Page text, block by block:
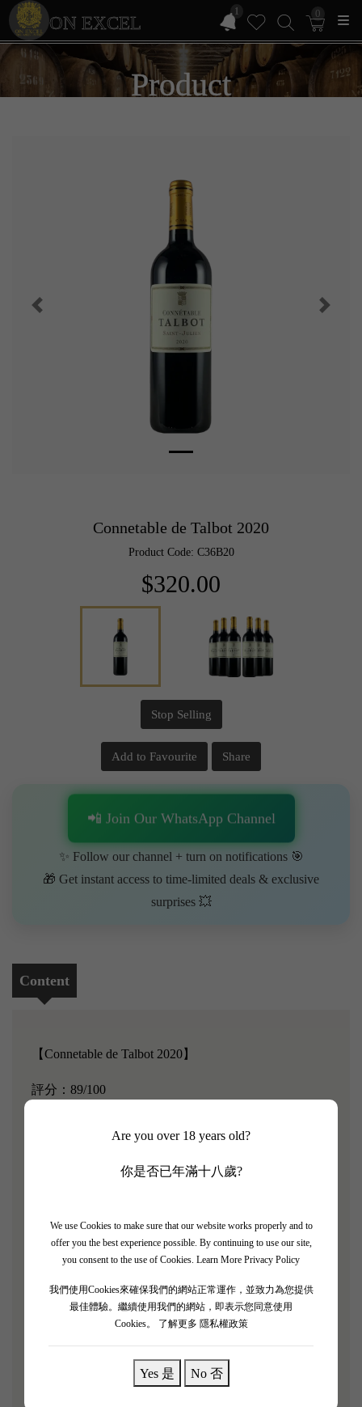
ON EXCEL
1 0
Are you over 18 years old?
你是否已年滿十八歲?
We use Cookies to make sure that our website works properly and to
offer you the best experience possible. By continuing to use our site,
you consent to the use of Cookies. Learn More Privacy Policy
我們使用Cookies來確保我們的網站正常運作，並致力為您提供
最佳體驗。繼續使用我們的網站，即表示您同意使用
Cookies。
了解更多 隱私權政策
Yes 是 No 否
Product
Connetable de Talbot 2020
Product Code: C36B20
$320.00
Stop Selling
Add to Favourite Share
📲 Join Our WhatsApp Channel
✨ Follow our channel + turn on notifications 🎯
🎁 Get instant access to time-limited deals & exclusive
surprises 💥
Content
【Connetable de Talbot 2020】
評分：89/100
好，圓潤易飲，丹寧柔順細緻。Chateau Talbot 的葡
草的複雜香味，經典傳統。 作為Chateau Talbot 副牌
的Connetable de Talbot反映了產地名稱的所有典型特
徵，並給予了與眾不同的關注，並展現出賦予Saint-
Julien魅力的優雅。
和漿果味。 酒體中等，單寧結實，水果後味清新香
」- James Suckling